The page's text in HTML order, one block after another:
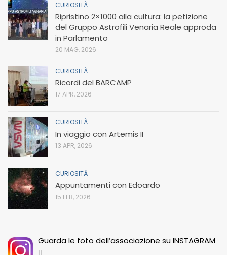
CURIOSITÀ
Ripristino 2×1000 alla cultura: la petizione
del Gruppo Astrofili Venaria Reale approda
in Parlamento
20 MAG, 2026
CURIOSITÀ
Ricordi del BARCAMP
17 APR, 2026
CURIOSITÀ
In viaggio con Artemis II
13 APR, 2026
CURIOSITÀ
Appuntamenti con Edoardo
15 FEB, 2026
Guarda le foto dell’associazione su INSTAGRAM